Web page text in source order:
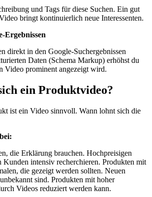
und Tags für diese Suchen. Ein gut
bringt kontinuierlich neue Interessenten.
Ergebnissen
direkt in den Google-Suchergebnissen
Daten (Schema Markup) erhöhst du
Video prominent angezeigt wird.
ein Produktvideo?
ist ein Video sinnvoll. Wann lohnt sich die
die Erklärung brauchen. Hochpreisigen
Kunden intensiv recherchieren. Produkten mit
die gezeigt werden sollten. Neuen
sind. Produkten mit hoher
Videos reduziert werden kann.